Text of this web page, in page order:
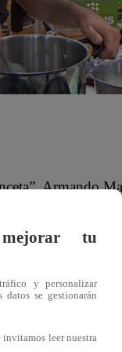
Armando
esto habría
fue la respuesta
tu
y personalizar
datos se gestionarán
invitamos leer nuestra